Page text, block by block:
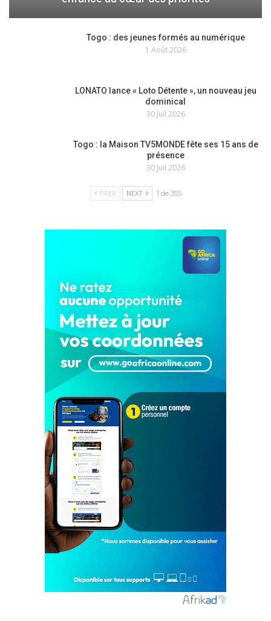
Togo : des jeunes formés au numérique
1 Août 2026
LONATO lance « Loto Détente », un nouveau jeu
dominical
30 Juil 2026
Togo : la Maison TV5MONDE fête ses 15 ans de
présence
30 Juil 2026
PREV NEXT 1 de 355